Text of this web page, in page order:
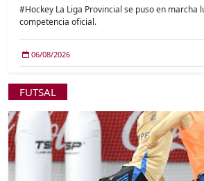
#Hockey La Liga Provincial se puso en marcha
competencia oficial.
06/08/2026
FUTSAL